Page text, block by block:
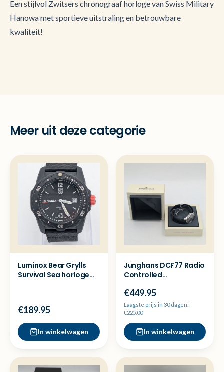
Een stijlvol Zwitsers chronograaf horloge van Swiss Military
Hanowa met sportieve uitstraling en betrouwbare
kwaliteit!
Meer uit deze categorie
Luminox Bear Grylls
Survival Sea horloge
€189.95
In winkelwagen
Junghans DCF77 Radio
Controlled
*zeldzaam!*
€449.95
Laagste prijs in 30 dagen:
€225.00
In winkelwagen